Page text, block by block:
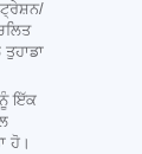
ਤੁਹਾਡਾ
ਇੱਕ
ਹੋ।